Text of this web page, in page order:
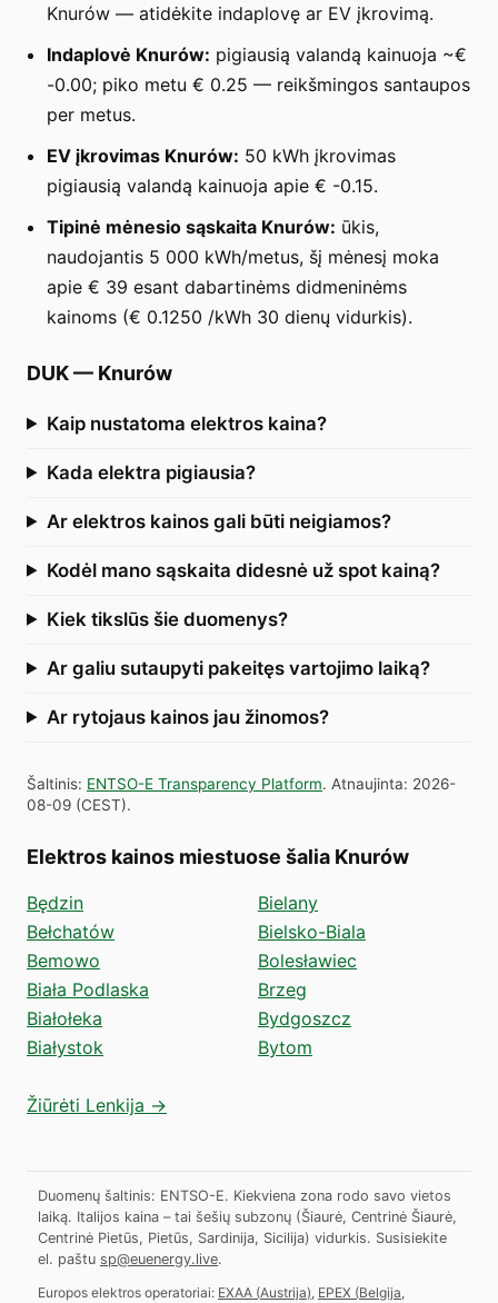
Knurów — atidėkite indaplovę ar EV įkrovimą.
Indaplovė Knurów: pigiausią valandą kainuoja ~€
-0.00; piko metu € 0.25 — reikšmingos santaupos
per metus.
EV įkrovimas Knurów: 50 kWh įkrovimas
pigiausią valandą kainuoja apie € -0.15.
Tipinė mėnesio sąskaita Knurów: ūkis,
naudojantis 5 000 kWh/metus, šį mėnesį moka
apie € 39 esant dabartinėms didmeninėms
kainoms (€ 0.1250 /kWh 30 dienų vidurkis).
DUK— Knurów
Kaip nustatoma elektros kaina?
Kada elektra pigiausia?
Ar elektros kainos gali būti neigiamos?
Kodėl mano sąskaita didesnė už spot kainą?
Kiek tikslūs šie duomenys?
Ar galiu sutaupyti pakeitęs vartojimo laiką?
Ar rytojaus kainos jau žinomos?
Šaltinis: ENTSO-E Transparency Platform. Atnaujinta: 2026-
08-09 (CEST).
Elektros kainos miestuose šalia Knurów
Będzin
Bełchatów
Bemowo
Biała Podlaska
Białołeka
Białystok
Bielany
Bielsko-Biala
Bolesławiec
Brzeg
Bydgoszcz
Bytom
Žiūrėti Lenkija →
Duomenų šaltinis: ENTSO-E. Kiekviena zona rodo savo vietos
laiką. Italijos kaina – tai šešių subzonų (Šiaurė, Centrinė Šiaurė,
Centrinė Pietūs, Pietūs, Sardinija, Sicilija) vidurkis. Susisiekite
el. paštu sp@euenergy.live.
Europos elektros operatoriai: EXAA (Austrija) EPEX (Belgija,